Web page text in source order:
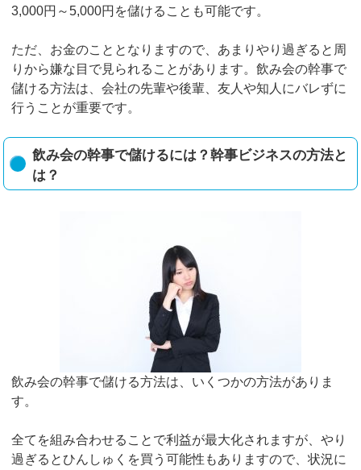
3,000円～5,000円を儲けることも可能です。
ただ、お金のこととなりますので、あまりやり過ぎると周
りから嫌な目で見られることがあります。飲み会の幹事で
儲ける方法は、会社の先輩や後輩、友人や知人にバレずに
行うことが重要です。
飲み会の幹事で儲けるには？幹事ビジネスの方法と
は？
飲み会の幹事で儲ける方法は、いくつかの方法がありま
す。
全てを組み合わせることで利益が最大化されますが、やり
過ぎるとひんしゅくを買う可能性もありますので、状況に